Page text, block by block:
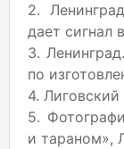
2.
дает сигнал
3.
по
4. Лиговский
5.
и тараном»,